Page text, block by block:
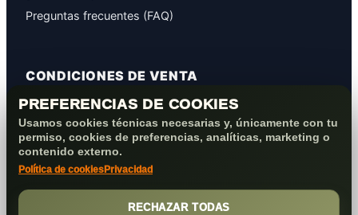
PREFERENCIAS DE COOKIES
Usamos cookies técnicas necesarias y, únicamente con tu
permiso, cookies de preferencias, analíticas, marketing o
contenido externo.
Política de cookies Privacidad
RECHAZAR TODAS
Preguntas frecuentes (FAQ)
CONDICIONES DE VENTA
GARANTÍAS
PROTECCIÓN DE DATOS
COOKIES+PRIVACIDAD
FORMAS DE PAGO